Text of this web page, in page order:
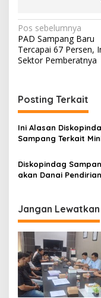
Navigasi
pos
Pos sebelumnya
PAD Sampang Baru
Tercapai 67 Persen,
Sektor Pemberatnya
Posting Terkait
Ini Alasan
Sampang Terkait
Diskopindag
akan Danai Pendirian
Jangan Lewatkan